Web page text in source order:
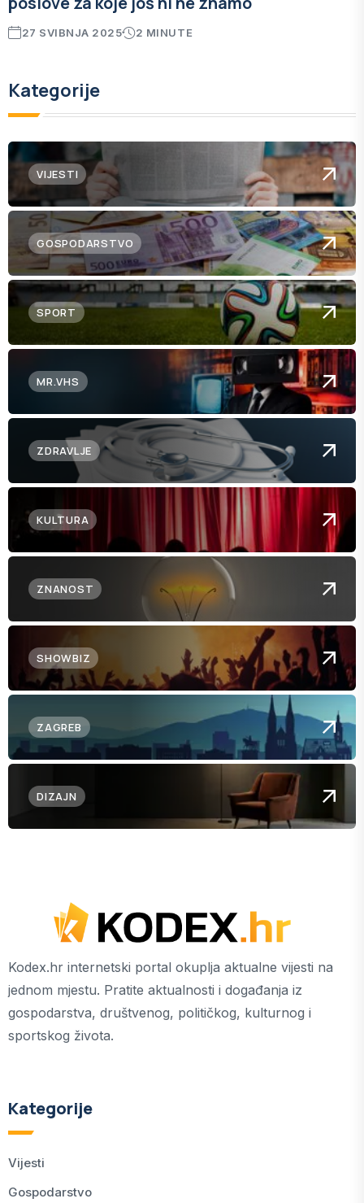
27 SVIBNJA 2025 2 MINUTE
Kategorije
VIJESTI
GOSPODARSTVO
SPORT
MR.VHS
ZDRAVLJE
KULTURA
ZNANOST
SHOWBIZ
ZAGREB
DIZAJN
Kodex.hr internetski portal okuplja aktualne vijesti na
jednom mjestu. Pratite aktualnosti i događanja iz
gospodarstva, društvenog, političkog, kulturnog i
sportskog života.
Kategorije
Vijesti
Gospodarstvo